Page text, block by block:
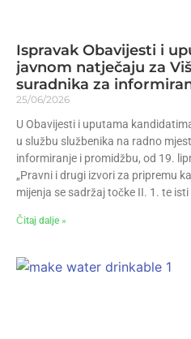
Ispravak Obavijesti i
javnom natječaju za
suradnika za
25/06/2026
U Obavijesti i uputama
u službu službenika na radno
informiranje i promidžbu, od 19.
„Pravni i drugi izvori za pripremu
mijenja se sadržaj točke II. 1. te isti
Čitaj dalje »